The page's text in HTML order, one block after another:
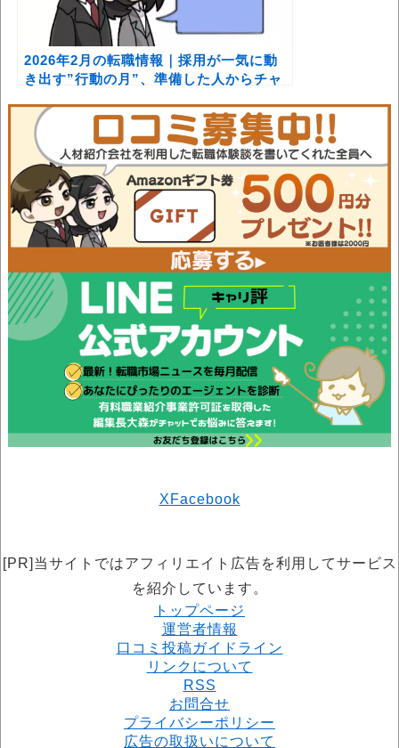
2026年2月の転職情報｜採用が一気に動
き出す”行動の月”、準備した人からチャ
X Facebook
[PR]当サイトではアフィリエイト広告を利用してサービス
を紹介しています。
トップページ
運営者情報
口コミ投稿ガイドライン
リンクについて
RSS
お問合せ
プライバシーポリシー
広告の取扱いについて